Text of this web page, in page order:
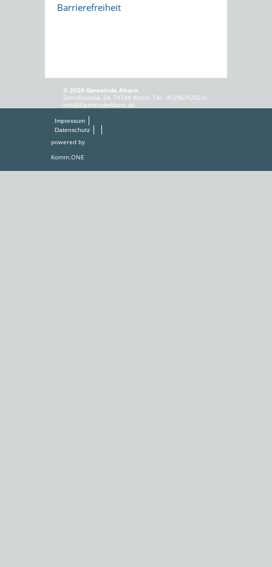
Barrierefreiheit
© 2026 Gemeinde Ahorn
Schloßstraße 24, 74744 Ahorn, Tel. 06296/9202-0,
info@GemeindeAhorn.de
Impressum
Datenschutz
powered by
Komm.ONE